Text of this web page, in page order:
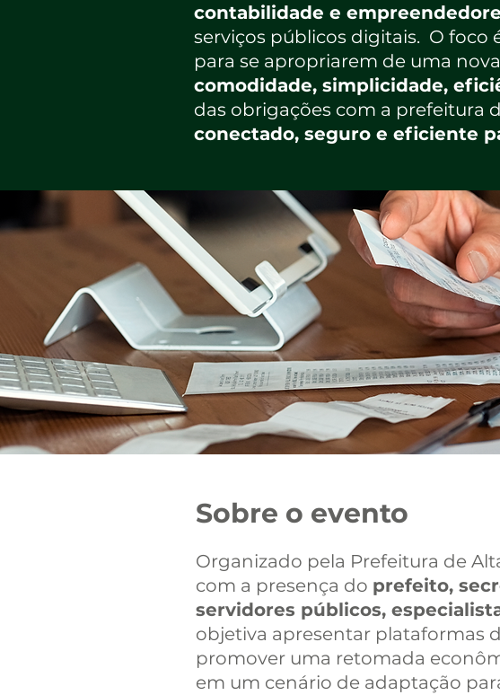
contabilidade e
serviços públicos digitais. O foco
para se apropriarem de uma
comodidade, simplicidade,
das obrigações com a prefeitura
conectado, seguro e eficiente
Sobre o evento
Organizado pela Prefeitura de
com a presença do prefeito,
servidores públicos,
objetiva apresentar plataformas
promover uma retomada
em um cenário de adaptação